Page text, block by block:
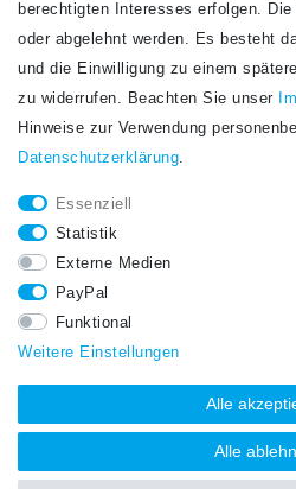
Newsletter
Honig
Hiermit bestätige ich, dass ich die
STAY CONNECTED.
berechtigten Interesses erfolgen.
oder abgelehnt werden. Es besteht
und die Einwilligung zu einem
zu widerrufen. Beachten Sie unser
Hinweise zur Verwendung
Daten­schutz­erklärung.
Essenziell
Statistik
Externe Medien
PayPal
Funktional
Weitere Einstellungen
Alle
Alle